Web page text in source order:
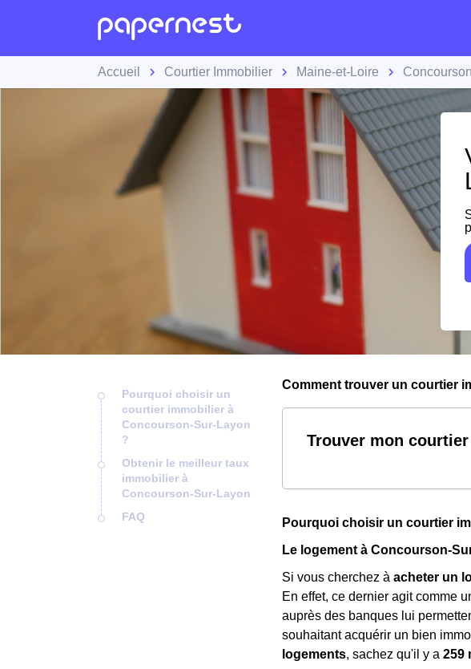
Accueil Courtier Immobilier Maine-et-Loire
Pourquoi choisir un
courtier immobilier à
Concourson-Sur-Layon
?
Obtenir le meilleur taux
immobilier à
Concourson-Sur-Layon
FAQ
Comment trouver un courtier
Trouver mon
Pourquoi choisir un courtier
Le logement à Concourson-
Si vous cherchez à acheter un
En effet, ce dernier agit comme
auprès des banques lui
souhaitant acquérir un bien
logements, sachez qu'il y a 259